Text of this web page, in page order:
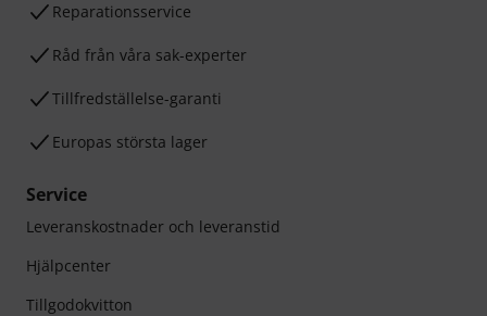
Reparationsservice
Råd från våra sak-experter
Tillfredställelse-garanti
Europas största lager
Service
Leveranskostnader och leveranstid
Hjälpcenter
Tillgodokvitton